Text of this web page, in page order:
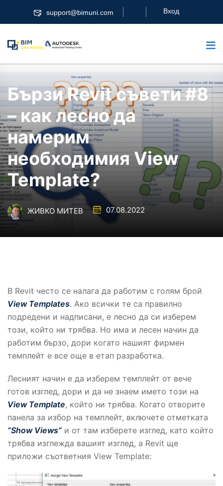
support@bimuni.com Вход
Бързи Revit съвети #8
– как лесно да
намерим
необходимия View
Template?
ЖИВКО МИТЕВ 07.08.2022
В Revit често се налага да работим с голям брой
View Templates. Ако всички те са правилно
подредени и надписани, е лесно да си изберем
този, който ни трябва. Но има и лесен начин да
работим бързо, дори когато нашият фирмен
темплейт е все още в етап разработка.
Лесният начин е да изберем темплейт от вече
готов изглед, дори и да не знаем името този на
View Template, който ни трябва. Когато отворите
панела за избор на темплейт, включете отметката
“Show Views” и от там изберете изглед, като който
трябва изглежда вашият изглед, а Revit ще
приложи съответния View Template: